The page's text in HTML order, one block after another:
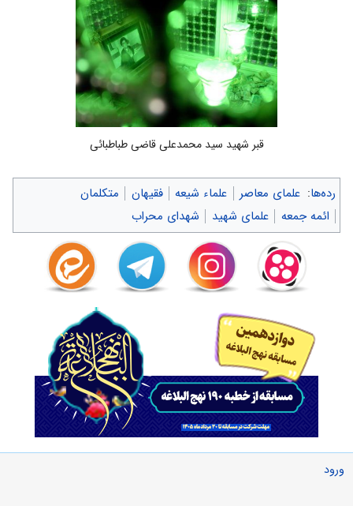
قبر شهید سید محمدعلی قاضی طباطبائی
رده‌ها: علمای معاصر علماء شیعه فقیهان
متکلمان
ائمه جمعه
علمای شهید شهدای محراب
ورود